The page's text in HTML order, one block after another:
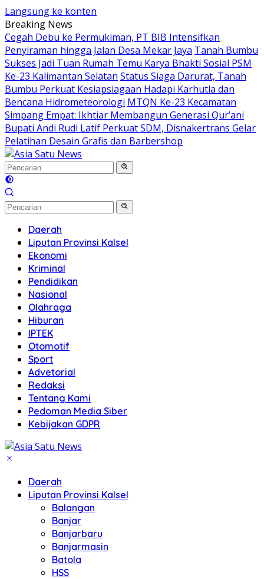
Langsung ke konten
Breaking News
Cegah Debu ke Permukiman, PT BIB Intensifkan
Penyiraman hingga Jalan Desa Mekar Jaya Tanah Bumbu
Sukses Jadi Tuan Rumah Temu Karya Bhakti Sosial PSM
Ke-23 Kalimantan Selatan Status Siaga Darurat, Tanah
Bumbu Perkuat Kesiapsiagaan Hadapi Karhutla dan
Bencana Hidrometeorologi MTQN Ke-23 Kecamatan
Simpang Empat: Ikhtiar Membangun Generasi Qur’ani
Bupati Andi Rudi Latif Perkuat SDM, Disnakertrans Gelar
Pelatihan Desain Grafis dan Barbershop
Daerah
Liputan Provinsi Kalsel
Ekonomi
Kriminal
Pendidikan
Nasional
Olahraga
Hiburan
IPTEK
Otomotif
Sport
Advetorial
Redaksi
Tentang Kami
Pedoman Media Siber
Kebijakan GDPR
Daerah
Liputan Provinsi Kalsel
Balangan
Banjar
Banjarbaru
Banjarmasin
Batola
HSS